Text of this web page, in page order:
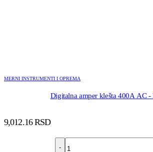
MERNI INSTRUMENTI I OPREMA
Digitalna amper klešta 400A AC
9,012.16RSD
-